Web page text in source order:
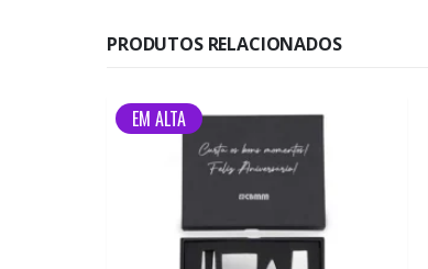
PRODUTOS RELACIONADOS
EM ALTA